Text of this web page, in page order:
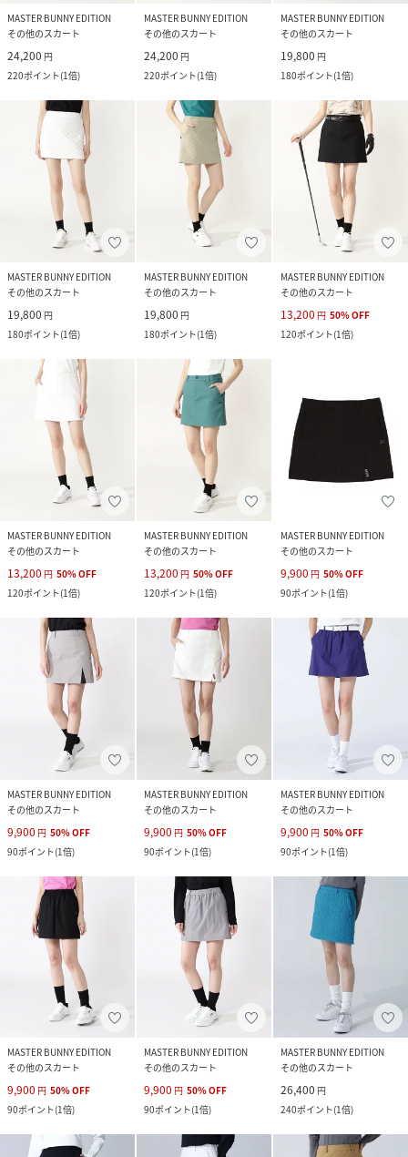
MASTER BUNNY EDITION
その他のスカート
24,200 円
220ポイント(1倍)
MASTER BUNNY EDITION
その他のスカート
24,200 円
220ポイント(1倍)
MASTER BUNNY EDITION
その他のスカート
19,800 円
180ポイント(1倍)
MASTER BUNNY EDITION
その他のスカート
19,800 円
180ポイント(1倍)
MASTER BUNNY EDITION
その他のスカート
19,800 円
180ポイント(1倍)
MASTER BUNNY EDITION
その他のスカート
13,200 円 50%OFF
120ポイント(1倍)
MASTER BUNNY EDITION
その他のスカート
13,200 円 50%OFF
120ポイント(1倍)
MASTER BUNNY EDITION
その他のスカート
13,200 円 50%OFF
120ポイント(1倍)
MASTER BUNNY EDITION
その他のスカート
9,900 円 50%OFF
90ポイント(1倍)
MASTER BUNNY EDITION
その他のスカート
9,900 円 50%OFF
90ポイント(1倍)
MASTER BUNNY EDITION
その他のスカート
9,900 円 50%OFF
90ポイント(1倍)
MASTER BUNNY EDITION
その他のスカート
9,900 円 50%OFF
90ポイント(1倍)
MASTER BUNNY EDITION
その他のスカート
9,900 円 50%OFF
90ポイント(1倍)
MASTER BUNNY EDITION
その他のスカート
9,900 円 50%OFF
90ポイント(1倍)
MASTER BUNNY EDITION
その他のスカート
26,400 円
240ポイント(1倍)